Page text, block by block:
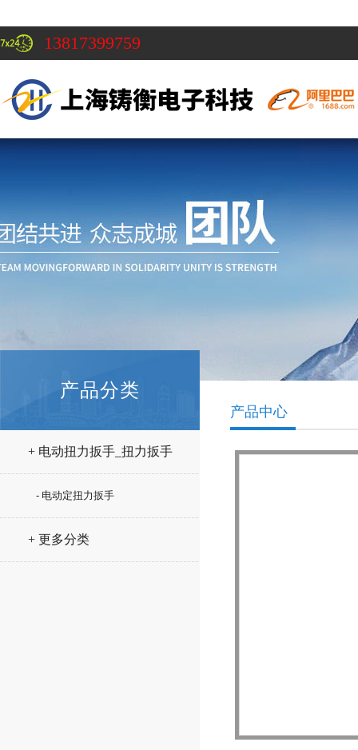
13817399759
产品分类
+ 电动扭力扳手_扭力扳手
- 电动定扭力扳手
+ 更多分类
产品中心